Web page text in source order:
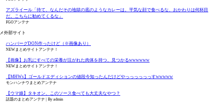
アズライール「待て、なんだその地獄の底のようなカレーは。平気な顔で食べるな、おかわりは何杯目
だ。こちらに勧めてくるな」
FGOアンテナ
外部サイト
ハンバーグDON作ったけど（※画像あり）
NEWまとめサイトアンテナ！
【画像】お乳にすべての栄養が注がれた肉体を持つ、見つかるwwwwww
NEWまとめサイトアンテナ！
【MHWs】ゴールドエディションの値段今知ったんだけどやっっっっっっすwwwww
モンハンナウまとめアンテナ
【ウマ娘】タキオン、このソース食べても大丈夫なやつ？
話題のまとめアンテナ By admin